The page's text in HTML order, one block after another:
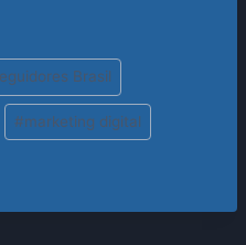
Brasil
#marketing digital